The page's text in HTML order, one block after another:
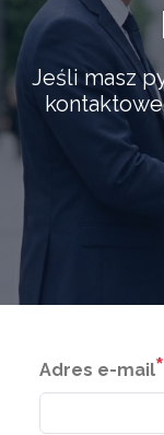
Jeśli masz
Adres e-mail*